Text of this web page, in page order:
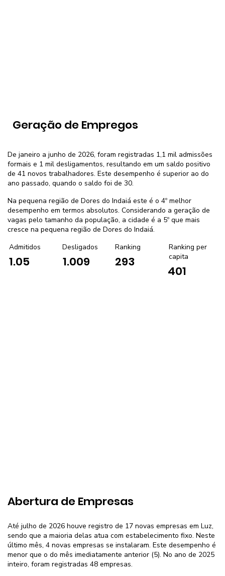
Geração de Empregos
De janeiro a junho de 2026, foram registradas 1,1 mil admissões
formais e 1 mil desligamentos, resultando em um saldo positivo
de 41 novos trabalhadores. Este desempenho é superior ao do
ano passado, quando o saldo foi de 30.
Na pequena região de Dores do Indaiá este é o 4º melhor
desempenho em termos absolutos. Considerando a geração de
vagas pelo tamanho da população, a cidade é a 5º que mais
cresce na pequena região de Dores do Indaiá.
Admitidos
1.05
Desligados
1.009
Ranking
293
Ranking per
capita
401
Abertura de Empresas
Até julho de 2026 houve registro de 17 novas empresas em Luz,
sendo que a maioria delas atua com estabelecimento fixo. Neste
último mês, 4 novas empresas se instalaram. Este desempenho é
menor que o do mês imediatamente anterior (5). No ano de 2025
inteiro, foram registradas 48 empresas.